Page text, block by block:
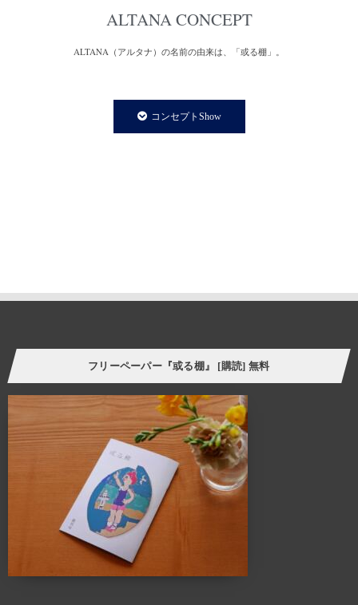
ALTANA CONCEPT
ALTANA（アルタナ）の名前の由来は、「或る棚」。
家での時間は、より快適で満足度の高い暮らしであることが
私たちの永遠のテーマであり、願いです。
様々なケーススタディーを自分に置き換えてリアルに感じさせてくれる
スペース、ALTANA（アルタナ）が誕生しました。
ALTANA（アルタナ）の名前の由来は、「或る棚」。
杓子定規の特定の棚ではなく、家の中に誰しもが持つ
「或るひとつの棚」を指し、同時に様々な可能性を
持つオルタナティブな空間であることも意味します。
このスペースに無数に存在する「棚」を活用し、カタチを変えながら様々な
ケーススタディーでライフスタイルの提案を展開していきます。
カフェ・ランチ・本・音楽・ギャラリー・ワークショップ・家具・インテリア・建
コンセプトShow
フリーペーパー『或る棚』 [購読] 無料